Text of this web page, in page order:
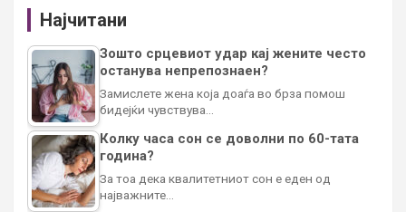
Најчитани
Зошто срцевиот удар кај жените често
останува непрепознаен?
Замислете жена која доаѓа во брза помош
бидејќи чувствува…
Колку часа сон се доволни по 60-тата
година?
За тоа дека квалитетниот сон е еден од
најважните…